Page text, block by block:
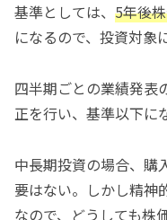
基準としては、 5年後
になるので、投資対象
四半期ごとの業績発表
正を行い、基準以下に
中長期投資の場合、購
要はない。しかし精神
なので、どうしても株